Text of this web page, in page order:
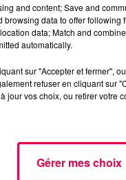
avec 163
du 5 au 22 avril
and content; Save and
browsing data to offer
data; Match and
automatically.
sur "Accepter et fermer",
refuser en cliquant sur
jour vos choix, ou retirer votre
Gérer mes choix